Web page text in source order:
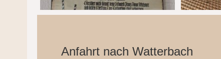
Anfahrt nach Watterbach